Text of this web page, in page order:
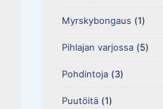
Myrskybongaus (1)
Pihlajan varjossa(5)
Pohdintoja(3)
Puutöitä(1)